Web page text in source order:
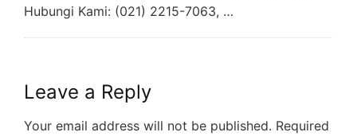
Hubungi Kami: (021) 2215-7063, …
Leave a Reply
Your email address will not be published. Required